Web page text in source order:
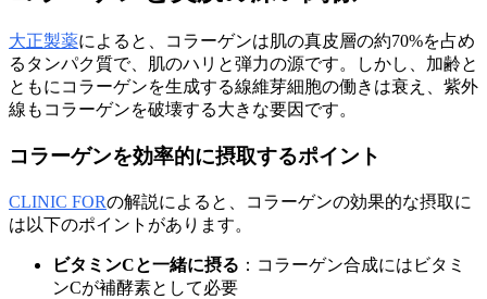
大正製薬によると、コラーゲンは肌の真皮層の約70%を占め
るタンパク質で、肌のハリと弾力の源です。しかし、加齢と
ともにコラーゲンを生成する線維芽細胞の働きは衰え、紫外
線もコラーゲンを破壊する大きな要因です。
コラーゲンを効率的に摂取するポイント
CLINIC FORの解説によると、コラーゲンの効果的な摂取に
は以下のポイントがあります。
ビタミンCと一緒に摂る ：コラーゲン合成にはビタミ
ンCが補酵素として必要